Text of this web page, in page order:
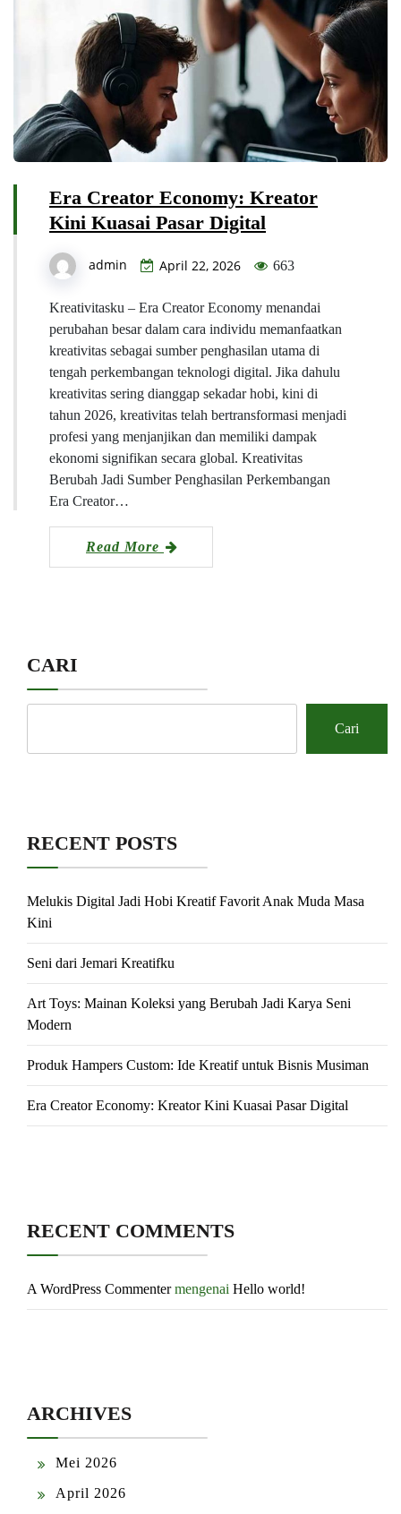
Era Creator Economy: Kreator
Kini Kuasai Pasar Digital
admin April 22, 2026 663
Kreativitasku – Era Creator Economy menandai
perubahan besar dalam cara individu memanfaatkan
kreativitas sebagai sumber penghasilan utama di
tengah perkembangan teknologi digital. Jika dahulu
kreativitas sering dianggap sekadar hobi, kini di
tahun 2026, kreativitas telah bertransformasi menjadi
profesi yang menjanjikan dan memiliki dampak
ekonomi signifikan secara global. Kreativitas
Berubah Jadi Sumber Penghasilan Perkembangan
Era Creator…
Read More
CARI
Cari
RECENT POSTS
Melukis Digital Jadi Hobi Kreatif Favorit Anak Muda Masa
Kini
Seni dari Jemari Kreatifku
Art Toys: Mainan Koleksi yang Berubah Jadi Karya Seni
Modern
Produk Hampers Custom: Ide Kreatif untuk Bisnis Musiman
Era Creator Economy: Kreator Kini Kuasai Pasar Digital
RECENT COMMENTS
A WordPress Commentermengenai Hello world!
ARCHIVES
Mei 2026
April 2026